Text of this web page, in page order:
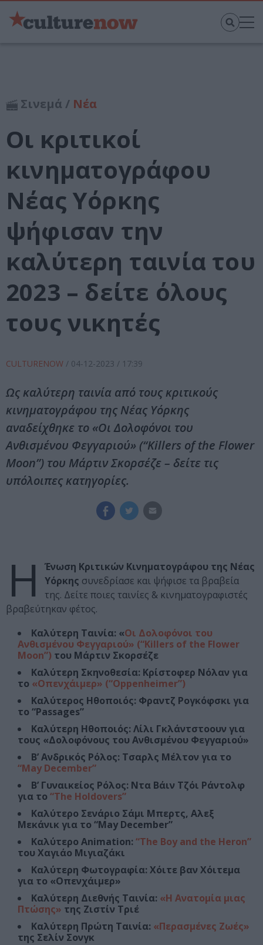
Σινεμά / Νέα
Οι κριτικοί
κινηματογράφου
Νέας Υόρκης
ψήφισαν την
καλύτερη ταινία του
2023 – δείτε όλους
τους νικητές
CULTURENOW / 04-12-2023 / 17:39
Ως καλύτερη ταινία από τους κριτικούς
κινηματογράφου της Νέας Υόρκης
αναδείχθηκε το «Οι Δολοφόνοι του
Ανθισμένου Φεγγαριού» (“Killers of the Flower
Moon”) του Μάρτιν Σκορσέζε – δείτε τις
υπόλοιπες κατηγορίες.
Η
Ένωση Κριτικών Κινηματογράφου της Νέας
Υόρκης συνεδρίασε και ψήφισε τα βραβεία
της. Δείτε ποιες ταινίες & κινηματογραφιστές
βραβεύτηκαν φέτος.
Καλύτερη Ταινία: «Οι Δολοφόνοι του
Ανθισμένου Φεγγαριού» (“Killers of the Flower
Moon”) του Μάρτιν Σκορσέζε
Καλύτερη Σκηνοθεσία: Κρίστοφερ Νόλαν για
το «Οπενχάιμερ» (“Oppenheimer”)
Καλύτερος Ηθοποιός: Φραντζ Ρογκόφσκι για
το “Passages”
Καλύτερη Ηθοποιός: Λίλι Γκλάντστοουν για
τους «Δολοφόνους του Ανθισμένου Φεγγαριού»
Β’ Ανδρικός Ρόλος: Τσαρλς Μέλτον για το
“May December”
Β’ Γυναικείος Ρόλος: Ντα Βάιν Τζόι Ράντολφ
για το “The Holdovers”
Καλύτερο Σενάριο Σάμι Μπερτς, Αλεξ
Μεκάνικ για το “May December”
Καλύτερο Animation: “The Boy and the Heron”
του Χαγιάο Μιγιαζάκι
Καλύτερη Φωτογραφία: Χόιτε βαν Χόιτεμα
για το «Οπενχάιμερ»
Καλύτερη Διεθνής Ταινία: «Η Ανατομία μιας
Πτώσης» της Ζιστίν Τριέ
Καλύτερη Πρώτη Ταινία: «Περασμένες Ζωές»
της Σελίν Σονγκ